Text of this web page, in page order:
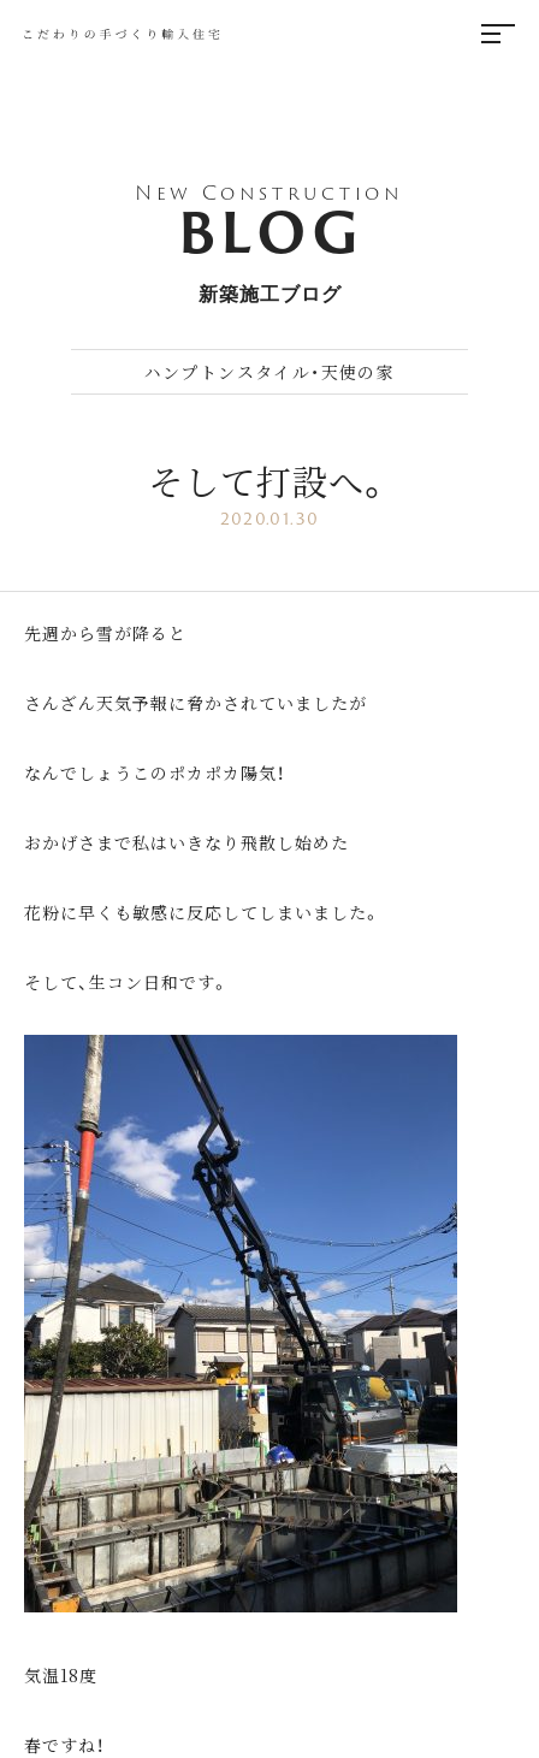
New Construction
BLOG
新築施工ブログ
ハンプトンスタイル・天使の家
そして打設へ。
2020.01.30
先週から雪が降ると
さんざん天気予報に脅かされていましたが
なんでしょうこのポカポカ陽気！
おかげさまで私はいきなり飛散し始めた
花粉に早くも敏感に反応してしまいました。
そして、生コン日和です。
気温18度
春ですね！